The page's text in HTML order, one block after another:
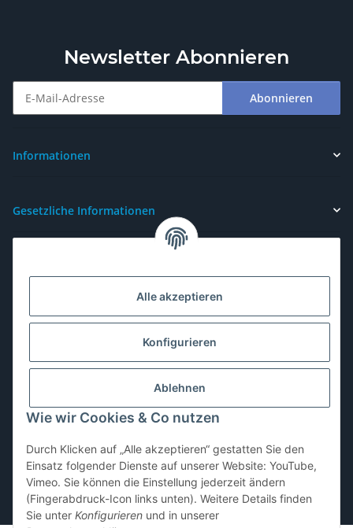
Alle akzeptieren
Konfigurieren
Ablehnen
Wie wir Cookies & Co nutzen
Durch Klicken auf „Alle akzeptieren“ gestatten Sie den
Einsatz folgender Dienste auf unserer Website: YouTube,
Vimeo. Sie können die Einstellung jederzeit ändern
(Fingerabdruck-Icon links unten). Weitere Details finden
Sie unter Konfigurieren und in unserer
Newsletter Abonnieren
Abonnieren
Informationen
Gesetzliche Informationen
Vertrag widerrufen
* Alle Preise inkl. gesetzlicher USt., zzgl.Versand